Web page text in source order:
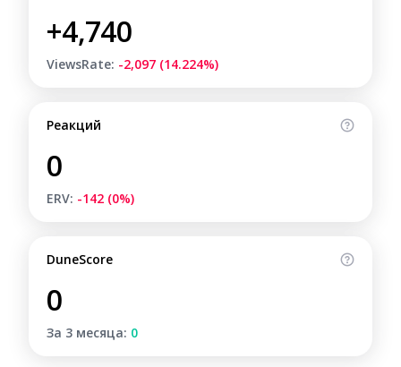
+4,740
ViewsRate: -2,097 (14.224%)
Реакций
0
ERV: -142 (0%)
DuneScore
0
За 3 месяца: 0